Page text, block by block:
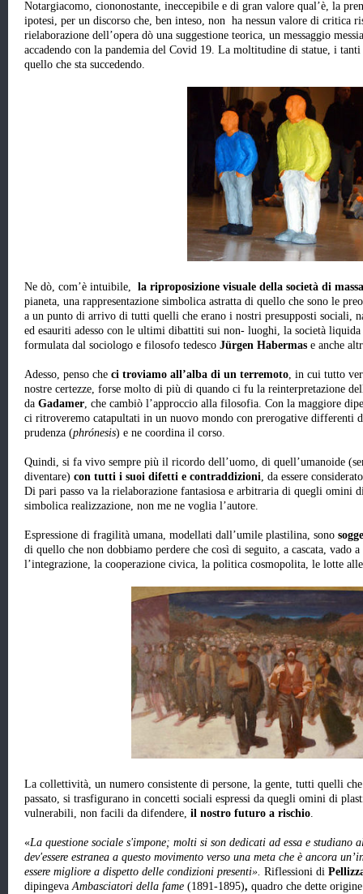
Notargiacomo, ciononostante, ineccepibile e di gran valore qual’è, la
ipotesi, per un discorso che, ben inteso, non ha nessun valore di critica
rielaborazione dell’opera dò una suggestione teorica, un messaggio
accadendo con la pandemia del Covid 19. La moltitudine di statue, i
quello che sta succedendo.
Ne dò, com’è intuibile, la riproposizione visuale della società di massa
pianeta, una rappresentazione simbolica astratta di quello che sono le
a un punto di arrivo di tutti quelli che erano i nostri presupposti sociali,
ed esauriti adesso con le ultimi dibattiti sui non- luoghi, la società liquida
formulata dal sociologo e filosofo tedesco Jürgen Habermas e anche
Adesso, penso che ci troviamo all’alba di un terremoto, in cui tutto
nostre certezze, forse molto di più di quando ci fu la reinterpretazione
da Gadamer, che cambiò l’approccio alla filosofia. Con la maggiore
ci ritroveremo catapultati in un nuovo mondo con prerogative differenti
prudenza (phrónesis) e ne coordina il corso.
Quindi, si fa vivo sempre più il ricordo dell’uomo, di quell’umanoide
diventare) con tutti i suoi difetti e contraddizioni, da essere
Di pari passo va la rielaborazione fantasiosa e arbitraria di quegli omini
simbolica realizzazione, non me ne voglia l’autore.
Espressione di fragilità umana, modellati dall’umile plastilina, sono
di quello che non dobbiamo perdere che così di seguito, a cascata, vado
l’integrazione, la cooperazione civica, la politica cosmopolita, le lotte
La collettività, un numero consistente di persone, la gente, tutti quelli
passato, si trasfigurano in concetti sociali espressi da quegli omini di
vulnerabili, non facili da difendere, il nostro futuro a rischio.
«La questione sociale s'impone; molti si son dedicati ad essa e studiano
dev'essere estranea a questo movimento verso una meta che è ancora
essere migliore a dispetto delle condizioni presenti». Riflessioni di
dipingevaAmbasciatori della fame (1891-1895), quadro che dette